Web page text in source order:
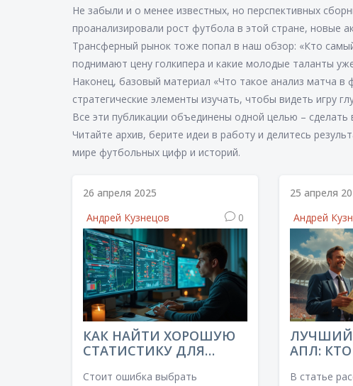
Не забыли и о менее известных, но перспективных
проанализировали рост футбола в этой стране, новые
Трансферный рынок тоже попал в наш обзор: «Кто
поднимают цену голкипера и какие молодые таланты
Наконец, базовый материал «Что такое анализ матча в
стратегические элементы изучать, чтобы видеть игру
Все эти публикации объединены одной целью –
Читайте архив, берите идеи в работу и делитесь
мире футбольных цифр и историй.
26 апреля 2025
Андрей Кузнецов
0
КАК НАЙТИ ХОРОШУЮ
СТАТИСТИКУ ДЛЯ
БЫСТРЫЙ ГИД
Стоит ошибка выбрать
25 апреля
Андрей
ЛУЧШИЙ
АПЛ:
ПОЧЕМУ
В статье